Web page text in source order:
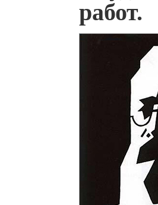
работ.